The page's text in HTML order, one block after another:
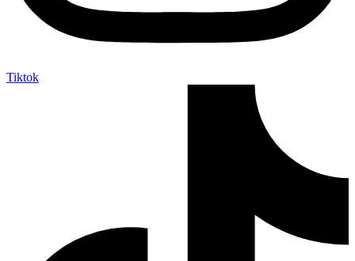
Tiktok